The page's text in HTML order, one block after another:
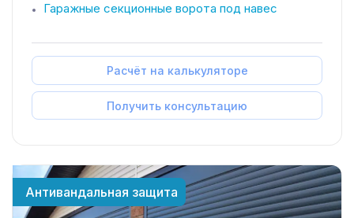
Гаражные секционные ворота под навес
Расчёт на калькуляторе
Получить консультацию
Антивандальная защита